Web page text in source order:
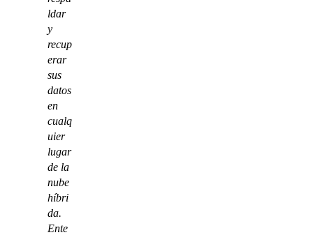
ldar
y
recup
erar
sus
datos
en
cualq
uier
lugar
de la
nube
híbri
da.
Ente